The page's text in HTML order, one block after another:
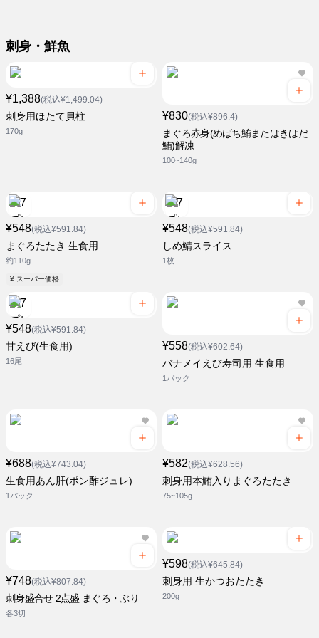
刺身・鮮魚
¥1,388(税込¥1,499.04)
刺身用ほたて貝柱
170g
¥830(税込¥896.4)
まぐろ赤身(めばち鮪またはきはだ
鮪)解凍
100~140g
¥548(税込¥591.84)
まぐろたたき 生食用
約110g
¥ スーパー価格
¥548(税込¥591.84)
しめ鯖スライス
1枚
¥548(税込¥591.84)
甘えび(生食用)
16尾
¥558(税込¥602.64)
バナメイえび寿司用 生食用
1パック
¥688(税込¥743.04)
生食用あん肝(ポン酢ジュレ)
1パック
¥582(税込¥628.56)
刺身用本鮪入りまぐろたたき
75~105g
¥748(税込¥807.84)
刺身盛合せ 2点盛 まぐろ・ぶり
各3切
¥598(税込¥645.84)
刺身用 生かつおたたき
200g